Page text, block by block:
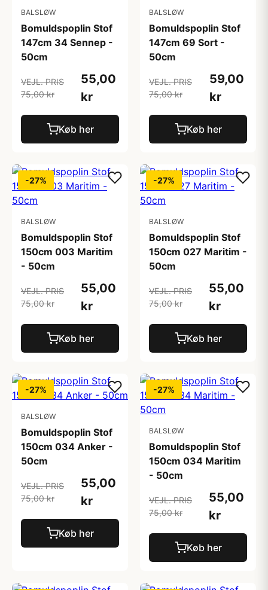
BALSLØW
Bomuldspoplin Stof
147cm 34 Sennep -
50cm
VEJL. PRIS
75,00 kr
55,00
kr
Køb her
BALSLØW
Bomuldspoplin Stof
147cm 69 Sort -
50cm
VEJL. PRIS
75,00 kr
59,00
kr
Køb her
-27%
BALSLØW
Bomuldspoplin Stof
150cm 003 Maritim
- 50cm
VEJL. PRIS
75,00 kr
55,00
kr
Køb her
-27%
BALSLØW
Bomuldspoplin Stof
150cm 027 Maritim -
50cm
VEJL. PRIS
75,00 kr
55,00
kr
Køb her
-27%
BALSLØW
Bomuldspoplin Stof
150cm 034 Anker -
50cm
VEJL. PRIS
75,00 kr
55,00
kr
Køb her
-27%
BALSLØW
Bomuldspoplin Stof
150cm 034 Maritim
- 50cm
VEJL. PRIS
75,00 kr
55,00
kr
Køb her